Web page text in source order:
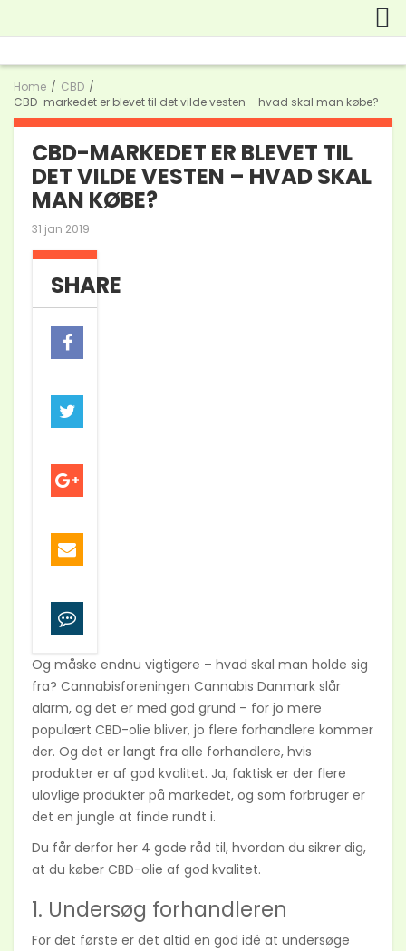
Home / CBD /
CBD-markedet er blevet til det vilde vesten – hvad skal man købe?
CBD-MARKEDET ER BLEVET TIL
DET VILDE VESTEN – HVAD SKAL
MAN KØBE?
31 jan 2019
SHARE
Og måske endnu vigtigere – hvad skal man holde sig
fra? Cannabisforeningen Cannabis Danmark slår
alarm, og det er med god grund – for jo mere
populært CBD-olie bliver, jo flere forhandlere kommer
der. Og det er langt fra alle forhandlere, hvis
produkter er af god kvalitet. Ja, faktisk er der flere
ulovlige produkter på markedet, og som forbruger er
det en jungle at finde rundt i.
Du får derfor her 4 gode råd til, hvordan du sikrer dig,
at du køber CBD-olie af god kvalitet.
1. Undersøg forhandleren
For det første er det altid en god idé at undersøge